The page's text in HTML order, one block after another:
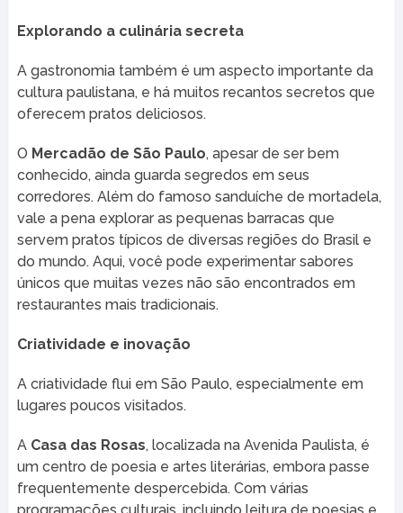
Explorando a culinária secreta
A gastronomia também é um aspecto importante da
cultura paulistana, e há muitos recantos secretos que
oferecem pratos deliciosos.
O Mercadão de São Paulo, apesar de ser bem
conhecido, ainda guarda segredos em seus
corredores. Além do famoso sanduíche de mortadela,
vale a pena explorar as pequenas barracas que
servem pratos típicos de diversas regiões do Brasil e
do mundo. Aqui, você pode experimentar sabores
únicos que muitas vezes não são encontrados em
restaurantes mais tradicionais.
Criatividade e inovação
A criatividade flui em São Paulo, especialmente em
lugares poucos visitados.
A Casa das Rosas, localizada na Avenida Paulista, é
um centro de poesia e artes literárias, embora passe
frequentemente despercebida. Com várias
programações culturais, incluindo leitura de poesias e